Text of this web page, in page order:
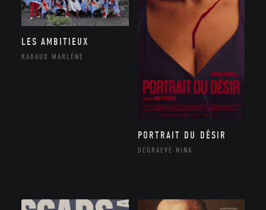
LES AMBITIEUX
RABAUD MARLÈNE
PORTRAIT DU DÉSIR
DEGRAEVE NINA